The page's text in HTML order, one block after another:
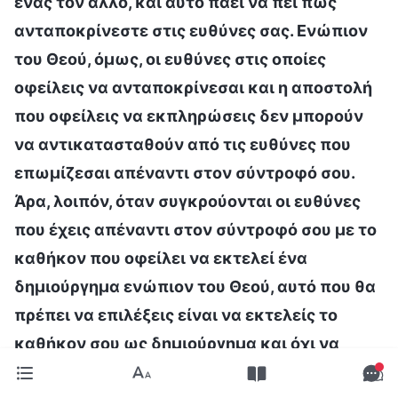
ανταποκρίνεστε στις ευθύνες σας. Ενώπιον
του Θεού, όμως, οι ευθύνες στις οποίες
οφείλεις να ανταποκρίνεσαι και η αποστολή
που οφείλεις να εκπληρώσεις δεν μπορούν
να αντικατασταθούν από τις ευθύνες που
επωμίζεσαι απέναντι στον σύντροφό σου.
Άρα, λοιπόν, όταν συγκρούονται οι ευθύνες
που έχεις απέναντι στον σύντροφό σου με το
καθήκον που οφείλει να εκτελεί ένα
δημιούργημα ενώπιον του Θεού, αυτό που θα
πρέπει να επιλέξεις είναι να εκτελείς το
καθήκον σου ως δημιούργημα και όχι να
ανταποκρίνεσαι στις ευθύνες σου απέναντι